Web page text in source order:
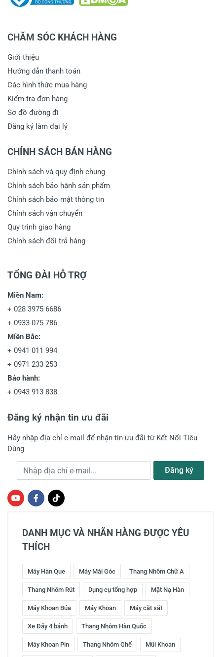
CHĂM SÓC KHÁCH HÀNG
Giới thiệu
Hướng dẫn thanh toán
Các hình thức mua hàng
Kiểm tra đơn hàng
Sơ đồ đường đi
Đăng ký làm đại lý
CHÍNH SÁCH BÁN HÀNG
Chính sách và quy định chung
Chính sách bảo hành sản phẩm
Chính sách bảo mật thông tin
Chính sách vận chuyển
Quy trình giao hàng
Chính sách đổi trả hàng
TỔNG ĐÀI HỖ TRỢ
Miền Nam:
+ 028 3975 6686
+ 0933 075 786
Miền Bắc:
+ 0941 011 994
+ 0971 233 253
Bảo hành:
+ 0943 913 838
Đăng ký nhận tin ưu đãi
Hãy nhập địa chỉ e-mail để nhận tin ưu đãi từ Kết Nối Tiêu
Dùng
Địa chỉ e-mail Đăng ký
DANH MỤC VÀ NHÃN HÀNG ĐƯỢC YÊU
THÍCH
Máy Hàn Que Máy Mài Góc Thang Nhôm Chữ A
Thang Nhôm Rút Dụng cụ tổng hợp Mặt Nạ Hàn
Máy Khoan Búa Máy Khoan Máy cắt sắt
Xe Đẩy 4 bánh Thang Nhôm Hàn Quốc
Máy Khoan Pin Thang Nhôm Ghế Mũi Khoan